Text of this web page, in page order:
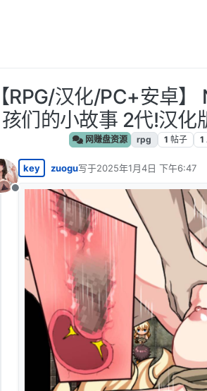
【RPG/汉化/PC+安卓
孩们的小故事 2代!汉化
网赚盘资源 rpg 1 帖子 1
离线
key zuogu写于2025年1月4日 下午6:47
最后由 编辑